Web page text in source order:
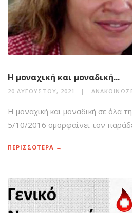
Η μοναχική και μοναδική...
20 ΑΥΓΟΎΣΤΟΥ, 2021
Η μοναχική και μοναδική σε όλα
5/10/2016 ομορφαίνει τον
ΠΕΡΙΣΣΟΤΕΡΑ →